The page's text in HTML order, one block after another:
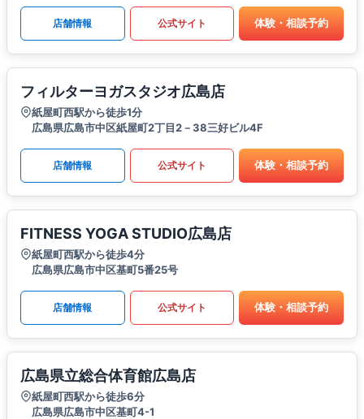
店舗情報 公式サイト 体験・相談予約
フィルターヨガスタジオ広島店
紙屋町西駅から徒歩1分
広島県広島市中区紙屋町2丁目2－38三好ビル4F
店舗情報 公式サイト 体験・相談予約
FITNESS YOGA STUDIO広島店
紙屋町西駅から徒歩4分
広島県広島市中区基町5番25号
店舗情報 公式サイト 体験・相談予約
広島県立総合体育館広島店
紙屋町西駅から徒歩6分
広島県広島市中区基町4-1